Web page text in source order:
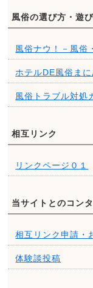
風俗の選び方・遊
風俗ナウ！－風俗
ホテルDE風俗まに
風俗トラブル対処
相互リンク
リンクページ０１
当サイトとのコン
相互リンク申請・
体験談投稿